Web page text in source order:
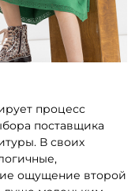
процесс
поставщика
В своих
ощущение второй